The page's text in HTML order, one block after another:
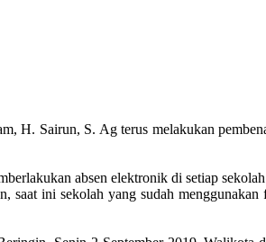
H. Sairun, S. Ag terus melakukan
absen elektronik di setiap
ini sekolah yang sudah